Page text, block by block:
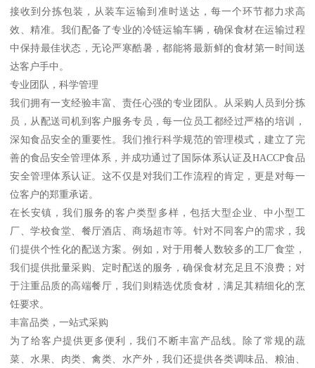
接收到分拣包装，从装车运输到准时送达，每一个环节都力求高
效、精准。我们配备了专业的冷链运输车辆，确保食材在运输过程
中保持最佳状态，无论严寒酷暑，都能将最新鲜的食材第一时间送
达客户手中。
专业团队，科学管理
我们拥有一支经验丰富、责任心强的专业团队。从采购人员到分拣
员，从配送司机到客户服务专员，每一位员工都经过严格的培训，
深知食品安全的重要性。我们推行科学规范的管理模式，建立了完
善的食品安全管理体系，并成功通过了国际体系认证及HACCP食品
安全管理体系认证。这不仅是对我们工作流程的肯定，更是对每一
位客户的郑重承诺。
在长安镇，我们服务的客户类型多样，包括大型企业、中小型工
厂、学校食堂、餐厅酒店、商场超市等。针对不同客户的需求，我
们提供个性化的配送方案。例如，对于用餐人数较多的工厂食堂，
我们提供批量采购、定时配送的服务，确保食材充足且不浪费；对
于注重品质的高端餐厅，我们则精选优质食材，满足其精细化的烹
饪要求。
丰富品类，一站式采购
为了给客户提供更多便利，我们不断丰富产品线。除了常规的蔬
菜、水果、肉类、禽类、水产外，我们还提供各类调味品、粮油、